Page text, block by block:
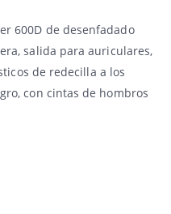
600D de desenfadado
salida para auriculares,
de redecilla a los
con cintas de hombros